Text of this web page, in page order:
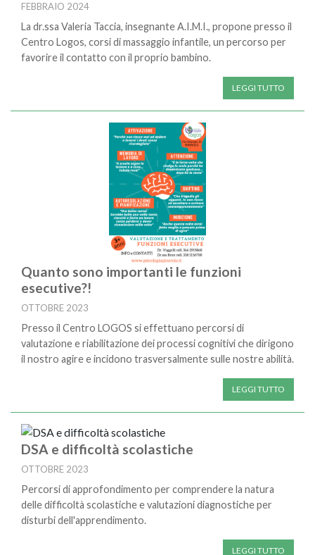
FEBBRAIO 2024
La dr.ssa Valeria Taccia, insegnante A.I.M.I., propone presso il
Centro Logos, corsi di massaggio infantile, un percorso per
favorire il contatto con il proprio bambino.
LEGGI TUTTO
Quanto sono importanti le funzioni
esecutive?!
OTTOBRE 2023
Presso il Centro LOGOS si effettuano percorsi di
valutazione e riabilitazione dei processi cognitivi che dirigono
il nostro agire e incidono trasversalmente sulle nostre abilità.
LEGGI TUTTO
DSA e difficoltà scolastiche
OTTOBRE 2023
Percorsi di approfondimento per comprendere la natura
delle difficoltà scolastiche e valutazioni diagnostiche per
disturbi dell'apprendimento.
LEGGI TUTTO